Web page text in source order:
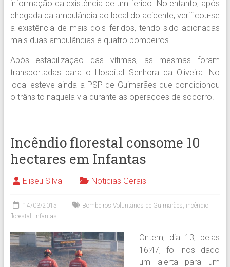
informação da existência de um ferido. No entanto, após
chegada da ambulância ao local do acidente, verificou-se
a existência de mais dois feridos, tendo sido acionadas
mais duas ambulâncias e quatro bombeiros.
Após estabilização das vítimas, as mesmas foram
transportadas para o Hospital Senhora da Oliveira. No
local esteve ainda a PSP de Guimarães que condicionou
o trânsito naquela via durante as operações de socorro.
Incêndio florestal consome 10
hectares em Infantas
Eliseu Silva Noticias Gerais
14/03/2015 Bombeiros Voluntários de Guimarães, incêndio
florestal , Infantas
Ontem, dia 13, pelas
16:47, foi nos dado
um alerta para um